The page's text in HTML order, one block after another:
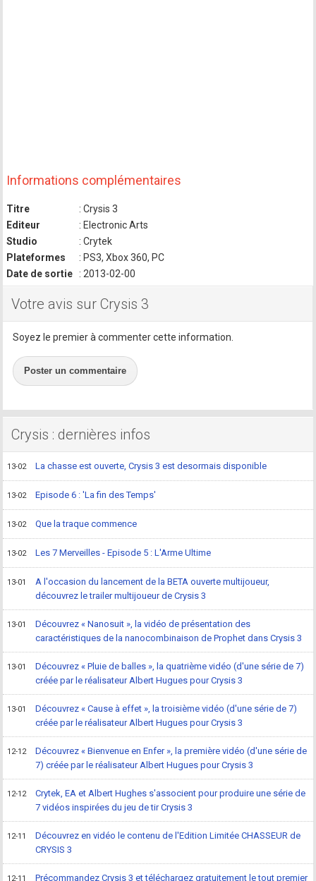
Informations complémentaires
Titre
: Crysis 3
Editeur
: Electronic Arts
Studio
: Crytek
Plateformes
: PS3, Xbox 360, PC
Date de sortie
: 2013-02-00
Votre avis sur Crysis 3
Soyez le premier à commenter cette information.
Poster un commentaire
Crysis : dernières infos
13-02 La chasse est ouverte, Crysis 3 est desormais disponible
13-02 Episode 6 : 'La fin des Temps'
13-02 Que la traque commence
13-02 Les 7 Merveilles - Episode 5 : L'Arme Ultime
13-01
A l'occasion du lancement de la BETA ouverte multijoueur,
découvrez le trailer multijoueur de Crysis 3
13-01
Découvrez « Nanosuit », la vidéo de présentation des
caractéristiques de la nanocombinaison de Prophet dans Crysis 3
13-01
Découvrez « Pluie de balles », la quatrième vidéo (d'une série de 7)
créée par le réalisateur Albert Hugues pour Crysis 3
13-01
Découvrez « Cause à effet », la troisième vidéo (d'une série de 7)
créée par le réalisateur Albert Hugues pour Crysis 3
12-12
Découvrez « Bienvenue en Enfer », la première vidéo (d'une série de
7) créée par le réalisateur Albert Hugues pour Crysis 3
12-12
Crytek, EA et Albert Hughes s'associent pour produire une série de
7 vidéos inspirées du jeu de tir Crysis 3
12-11
Découvrez en vidéo le contenu de l'Edition Limitée CHASSEUR de
CRYSIS 3
12-11 Précommandez Crysis 3 et téléchargez gratuitement le tout premier